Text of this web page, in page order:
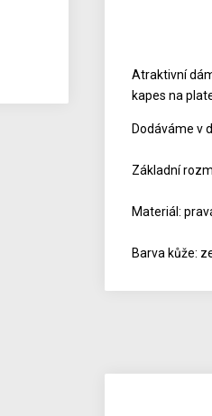
Atraktivní
kapes na
Dodáváme v
Základní
Materiál:
Barva kůže: